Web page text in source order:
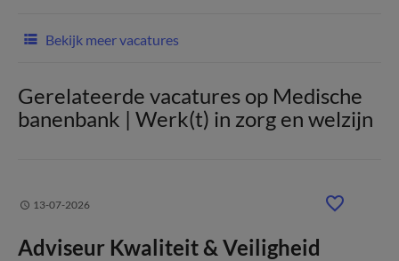
Bekijk meer vacatures
Gerelateerde vacatures op Medische
banenbank | Werk(t) in zorg en welzijn
13-07-2026
Adviseur Kwaliteit & Veiligheid